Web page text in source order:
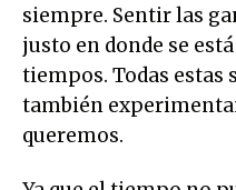
siempre. Sentir las
justo en donde se
tiempos. Todas estas
también
queremos.